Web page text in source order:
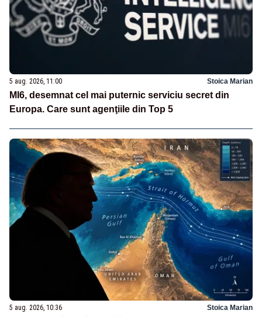
5 aug. 2026, 11:00 Stoica Marian
MI6, desemnat cel mai puternic serviciu secret din
Europa. Care sunt agenţiile din Top 5
5 aug. 2026, 10:36 Stoica Marian